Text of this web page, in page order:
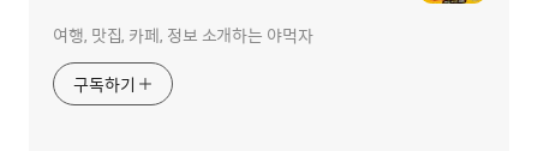
여행, 맛집, 카페, 정보 소개하는 야먹자
구독하기